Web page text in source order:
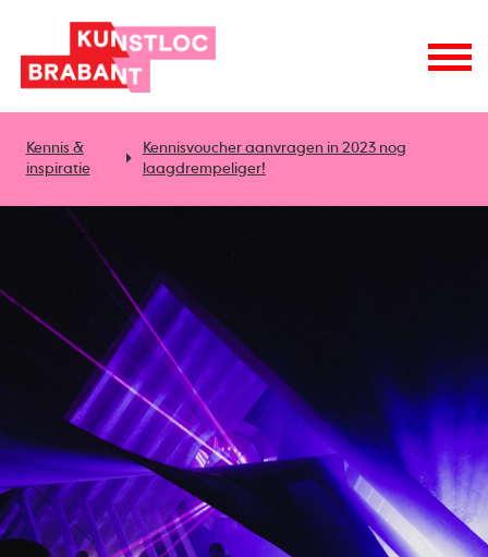
Kennis &
inspiratie
Kennisvoucher aanvragen in 2023 nog
laagdrempeliger!